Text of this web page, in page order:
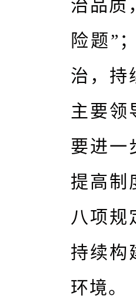
治品质
险题”
治，持
主要领
要进一
提高制
八项规
持续构
环境。